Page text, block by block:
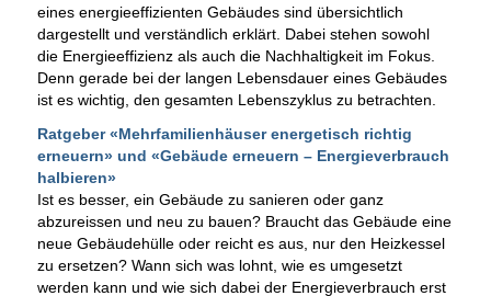
eines energieeffizienten Gebäudes sind übersichtlich
dargestellt und verständlich erklärt. Dabei stehen sowohl
die Energieeffizienz als auch die Nachhaltigkeit im Fokus.
Denn gerade bei der langen Lebensdauer eines Gebäudes
ist es wichtig, den gesamten Lebenszyklus zu betrachten.
Ratgeber «Mehrfamilienhäuser energetisch richtig
erneuern» und «Gebäude erneuern – Energieverbrauch
halbieren»
Ist es besser, ein Gebäude zu sanieren oder ganz
abzureissen und neu zu bauen? Braucht das Gebäude eine
neue Gebäudehülle oder reicht es aus, nur den Heizkessel
zu ersetzen? Wann sich was lohnt, wie es umgesetzt
werden kann und wie sich dabei der Energieverbrauch erst